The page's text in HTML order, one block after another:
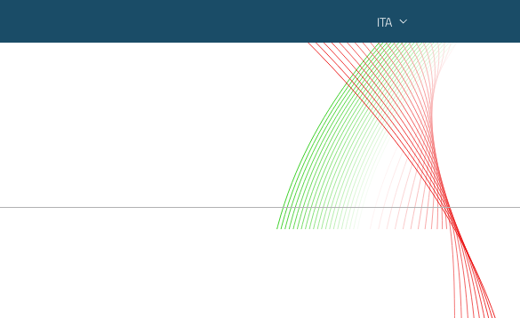
ITA
federato regionale